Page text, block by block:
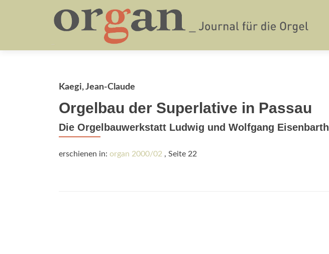
Kaegi, Jean-Claude
Orgelbau der Superlative in Passau
Die Orgelbauwerkstatt Ludwig und Wolfgang Eisenbarth
erschienen in: organ 2000/02 , Seite 22